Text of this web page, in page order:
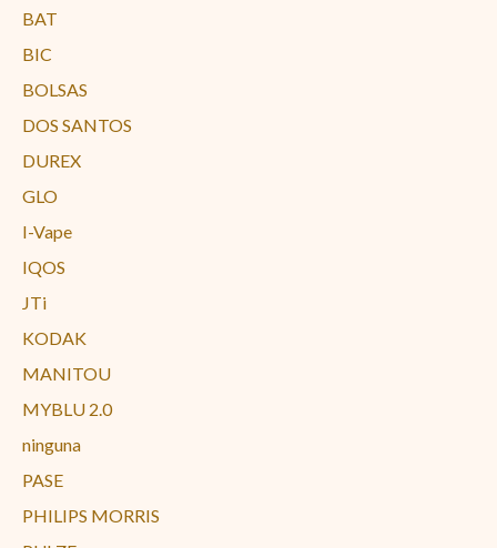
BAT
BIC
BOLSAS
DOS SANTOS
DUREX
GLO
I-Vape
IQOS
JTi
KODAK
MANITOU
MYBLU 2.0
ninguna
PASE
PHILIPS MORRIS